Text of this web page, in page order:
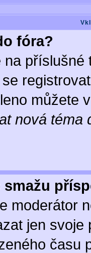
fóra?
můžete
nová téma
moderátor
jen